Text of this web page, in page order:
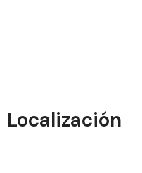
Localización